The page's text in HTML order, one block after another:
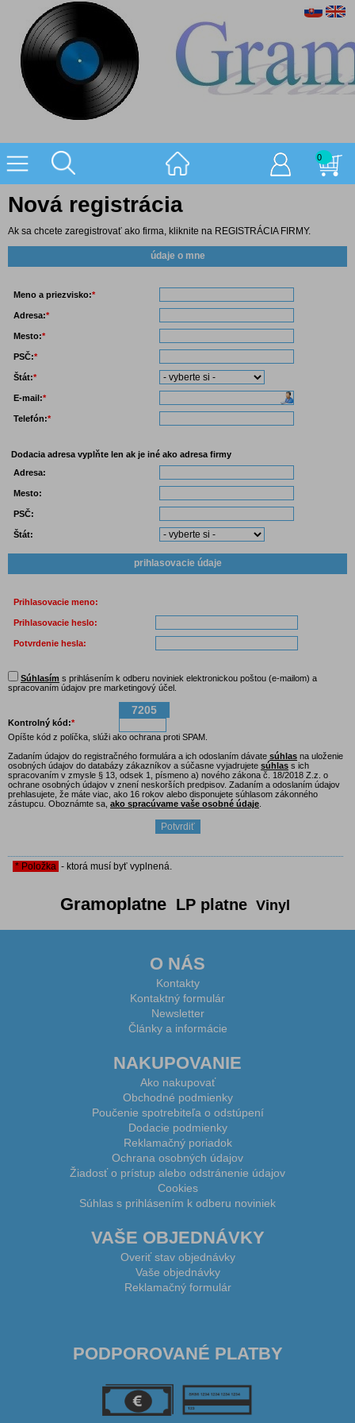
0
Nová registrácia
Ak sa chcete zaregistrovať ako firma, kliknite na REGISTRÁCIA FIRMY.
údaje o mne
Meno a priezvisko:*
Adresa:*
Mesto:*
PSČ:*
Štát:*
E-mail:*
Telefón:*
Dodacia adresa vyplňte len ak je iné ako adresa firmy
Adresa:
Mesto:
PSČ:
Štát:
prihlasovacie údaje
Prihlasovacie meno:
Prihlasovacie heslo:
Potvrdenie hesla:
Súhlasím s prihlásením k odberu noviniek elektronickou poštou (e-mailom) a
spracovaním údajov pre marketingový účel.
7205
Kontrolný kód:*
Opíšte kód z políčka, slúži ako ochrana proti SPAM.
Zadaním údajov do registračného formulára a ich odoslaním dávate súhlas na uloženie
osobných údajov do databázy zákazníkov a súčasne vyjadrujete súhlas s ich
spracovaním v zmysle § 13, odsek 1, písmeno a) nového zákona č. 18/2018 Z.z. o
ochrane osobných údajov v znení neskorších predpisov. Zadaním a odoslaním údajov
prehlasujete, že máte viac, ako 16 rokov alebo disponujete súhlasom zákonného
zástupcu. Oboznámte sa, ako spracúvame vaše osobné údaje
* Položka - ktorá musí byť vyplnená.
Gramoplatne LP platne Vinyl
O NÁS
Kontakty
Kontaktný formulár
Newsletter
Články a informácie
NAKUPOVANIE
Ako nakupovať
Obchodné podmienky
Poučenie spotrebiteľa o odstúpení
Dodacie podmienky
Reklamačný poriadok
Ochrana osobných údajov
Žiadosť o prístup alebo odstránenie údajov
Cookies
Súhlas s prihlásením k odberu noviniek
VAŠE OBJEDNÁVKY
Overiť stav objednávky
Vaše objednávky
Reklamačný formulár
PODPOROVANÉ PLATBY